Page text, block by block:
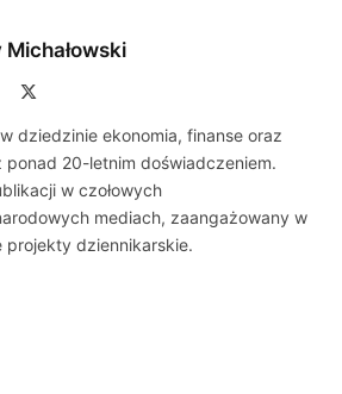
dziedzinie ekonomia, finanse oraz
ponad 20-letnim doświadczeniem.
w czołowych
mediach, zaangażowany w
projekty dziennikarskie.